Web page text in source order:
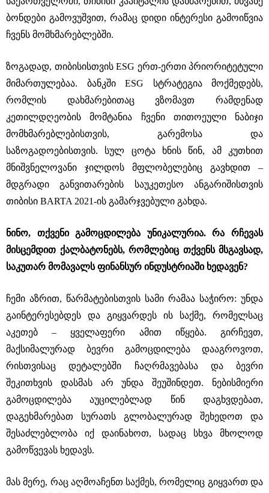
ბონდები გამოვუშვით, რამაც დიდი ინტერესი გამოიწვია
ჩვენს მომხმარებლებში.
ზოგადად, თიბისისთვის ESG ერთ-ერთი პრიორიტეტული
მიმართულებაა. ბანკში ESG სტრატეგია მოქმედებს,
რომლის დახმარებითაც ვზომავთ რამდენად
კეთილდღეობის მომტანია ჩვენი თითოეული ნაბიჯი
მომხმარებლებისთვის, გარემოსა და
საზოგადოებისთვის. სულ ცოტა ხნის წინ, ამ კუთხით
მნიშვნელოვანი ჯილდოს მფლობელებიც გავხდით ‒
მდგრადი განვითარების საუკეთესო ანგარიშისთვის
თიბისი BARTA 2021-ის გამარჯვებული გახდა.
ნინო, თქვენი გამოცდილება უნიკალურია. რა რჩევას
მისცემდით ქალბატონებს, რომლებიც თქვენს მსგავსად,
საკუთარ მომავალს ფინანსურ ინდუსტრიაში ხედავენ?
ჩემი აზრით, წარმატებისთვის სამი რამაა საჭირო: უნდა
გაინტერესებდეს და გიყვარდეს ის საქმე, რომელსაც
აკეთებ ‒ ყველაფერი ამით იწყება. გირჩევთ,
მაქსიმალურად ბევრი გამოცდილება დააგროვოთ,
რისთვისაც დეტალებში ჩაღრმავებასა და ბევრი
შეკითხვის დასმას არ უნდა შეუშინდეთ. ნებისმიერი
გამოცდილება აუცილებლად წინ დაგხვდებათ,
დაგეხმარებათ სურათს გლობალურად შეხედოთ და
შესაძლებლობა იქ დაინახოთ, სადაც სხვა მხოლოდ
გამოწვევას ხედავს.
მას მერე, რაც აღმოაჩენთ საქმეს, რომელიც გიყვართ და